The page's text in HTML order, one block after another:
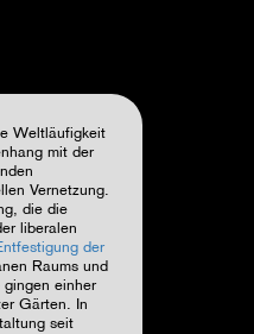
Weltläufigkeit
mit der
Vernetzung.
die die
liberalen
der
Raums und
gingen einher
Gärten. In
seit